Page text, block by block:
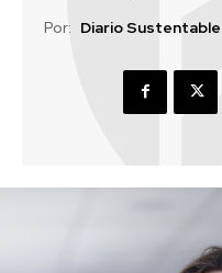
Por: Diario Sustentable